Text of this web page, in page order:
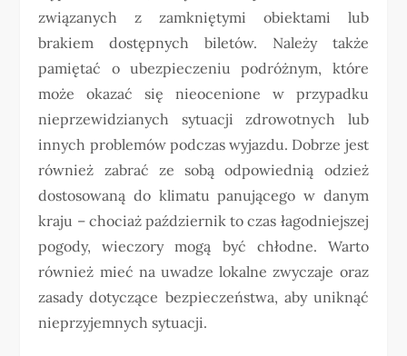
związanych z zamkniętymi obiektami lub
brakiem dostępnych biletów. Należy także
pamiętać o ubezpieczeniu podróżnym, które
może okazać się nieocenione w przypadku
nieprzewidzianych sytuacji zdrowotnych lub
innych problemów podczas wyjazdu. Dobrze jest
również zabrać ze sobą odpowiednią odzież
dostosowaną do klimatu panującego w danym
kraju – chociaż październik to czas łagodniejszej
pogody, wieczory mogą być chłodne. Warto
również mieć na uwadze lokalne zwyczaje oraz
zasady dotyczące bezpieczeństwa, aby uniknąć
nieprzyjemnych sytuacji.